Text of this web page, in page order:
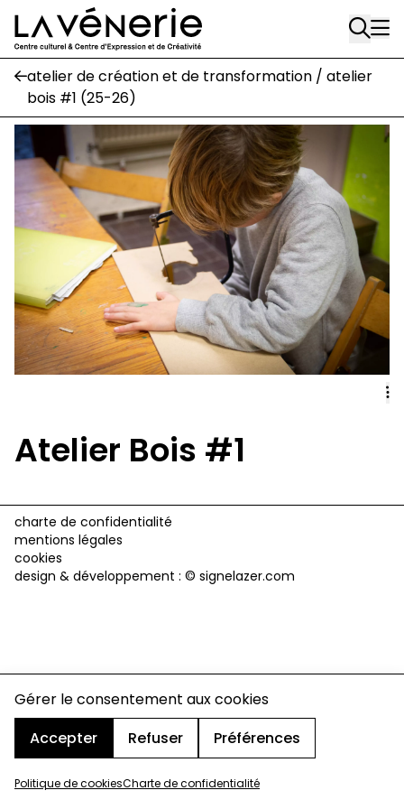
Gérer le consentement aux cookies
Accepter
Refuser Préférences
Politique de cookiesCharte de confidentialité
Aller au contenu principal
Rue Gratès, 3
1170 Watermael-Boitsfort
02 663 85 50
Écuries
Place Gilson, 3
1170 Watermael-Boitsfort
02 663 85 50
suivez-nous
Journal Vénerie
- version papier
Newsletter
A
atelier de création et de transformation / atelier
bois #1 (25-26)
Atelier Bois #1
charte de confidentialité
mentions légales
cookies
design & développement : © signelazer.com